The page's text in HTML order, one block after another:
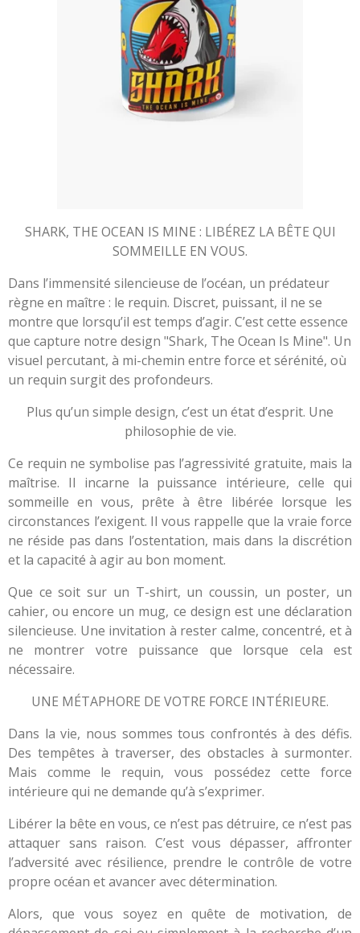
SHARK, THE OCEAN IS MINE : LIBÉREZ LA BÊTE QUI
SOMMEILLE EN VOUS.
Dans l’immensité silencieuse de l’océan, un prédateur
règne en maître : le requin. Discret, puissant, il ne se
montre que lorsqu’il est temps d’agir. C’est cette essence
que capture notre design "Shark, The Ocean Is Mine". Un
visuel percutant, à mi-chemin entre force et sérénité, où
un requin surgit des profondeurs.
Plus qu’un simple design, c’est un état d’esprit. Une
philosophie de vie.
Ce requin ne symbolise pas l’agressivité gratuite, mais la
maîtrise. Il incarne la puissance intérieure, celle qui
sommeille en vous, prête à être libérée lorsque les
circonstances l’exigent. Il vous rappelle que la vraie force
ne réside pas dans l’ostentation, mais dans la discrétion
et la capacité à agir au bon moment.
Que ce soit sur un T-shirt, un coussin, un poster, un
cahier, ou encore un mug, ce design est une déclaration
silencieuse. Une invitation à rester calme, concentré, et à
ne montrer votre puissance que lorsque cela est
nécessaire.
UNE MÉTAPHORE DE VOTRE FORCE INTÉRIEURE.
Dans la vie, nous sommes tous confrontés à des défis.
Des tempêtes à traverser, des obstacles à surmonter.
Mais comme le requin, vous possédez cette force
intérieure qui ne demande qu’à s’exprimer.
Libérer la bête en vous, ce n’est pas détruire, ce n’est pas
attaquer sans raison. C’est vous dépasser, affronter
l’adversité avec résilience, prendre le contrôle de votre
propre océan et avancer avec détermination.
Alors, que vous soyez en quête de motivation, de